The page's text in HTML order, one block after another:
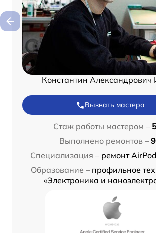
Константин Александрович
Вызвать мастера
Стаж работы мастером –
Выполнено ремонтов –
Специализация – ремонт
Образование – профильное
«Электроника и